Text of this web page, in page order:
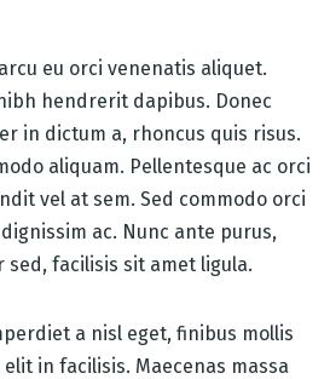
eu orci venenatis aliquet.
hendrerit dapibus. Donec
in dictum a, rhoncus quis risus.
aliquam. Pellentesque ac orci
vel at sem. Sed commodo orci
ac. Nunc ante purus,
facilisis sit amet ligula.
a nisl eget, finibus mollis
in facilisis. Maecenas massa